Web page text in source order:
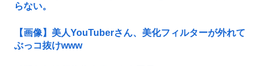
らない。
【画像】美人YouTuberさん、美化フィルターが外れて
ぶっコ抜けwww